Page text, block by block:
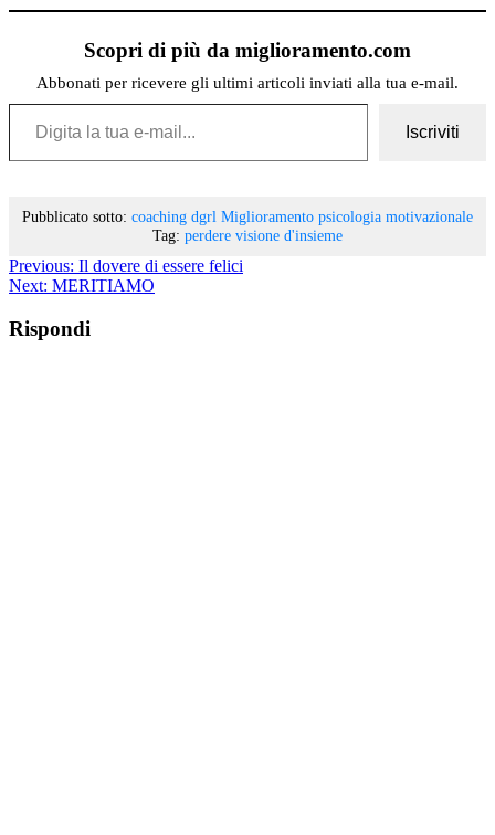
Scopri di più da miglioramento.com
Abbonati per ricevere gli ultimi articoli inviati alla tua e-mail.
Digita la tua e-mail...
Iscriviti
Pubblicato sotto: coaching dgrl Miglioramento psicologia motivazionale
Tag: perdere visione d'insieme
Previous: Il dovere di essere felici
Next: MERITIAMO
Rispondi